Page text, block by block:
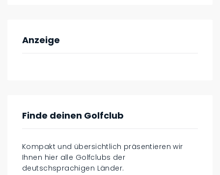
Anzeige
Finde deinen Golfclub
Kompakt und übersichtlich präsentieren wir
Ihnen hier alle Golfclubs der
deutschsprachigen Länder.